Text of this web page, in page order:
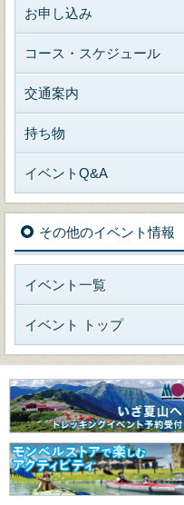
お申し込み
コース・スケジュール
交通案内
持ち物
イベントQ&A
その他のイベント情報
イベント一覧
イベント トップ